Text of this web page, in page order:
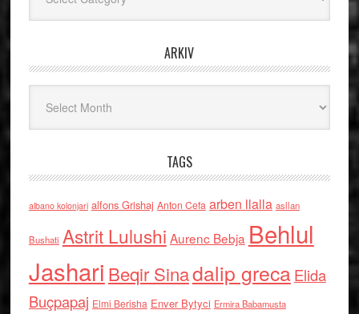
ARKIV
TAGS
albano kolonjari alfons Grishaj Anton Cefa arben llalla asllan
Bushati Astrit Lulushi Aurenc Bebja Behlul
Jashari Beqir Sinadalip grecaElida
Buçpapaj Elmi Berisha Enver Bytyci Ermira Babamusta